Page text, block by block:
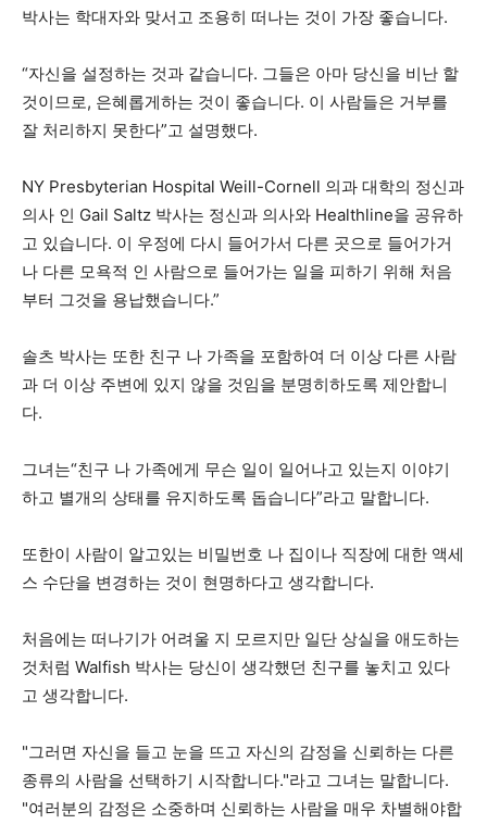
박사는 학대자와 맞서고 조용히 떠나는 것이 가장 좋습니다.
“자신을 설정하는 것과 같습니다. 그들은 아마 당신을 비난 할
것이므로, 은혜롭게하는 것이 좋습니다. 이 사람들은 거부를
잘 처리하지 못한다”고 설명했다.
NY Presbyterian Hospital Weill-Cornell 의과 대학의 정신과
의사 인 Gail Saltz 박사는 정신과 의사와 Healthline을 공유하
고 있습니다. 이 우정에 다시 들어가서 다른 곳으로 들어가거
나 다른 모욕적 인 사람으로 들어가는 일을 피하기 위해 처음
부터 그것을 용납했습니다.”
솔츠 박사는 또한 친구 나 가족을 포함하여 더 이상 다른 사람
과 더 이상 주변에 있지 않을 것임을 분명히하도록 제안합니
다.
그녀는“친구 나 가족에게 무슨 일이 일어나고 있는지 이야기
하고 별개의 상태를 유지하도록 돕습니다”라고 말합니다.
또한이 사람이 알고있는 비밀번호 나 집이나 직장에 대한 액세
스 수단을 변경하는 것이 현명하다고 생각합니다.
처음에는 떠나기가 어려울 지 모르지만 일단 상실을 애도하는
것처럼 Walfish 박사는 당신이 생각했던 친구를 놓치고 있다
고 생각합니다.
"그러면 자신을 들고 눈을 뜨고 자신의 감정을 신뢰하는 다른
종류의 사람을 선택하기 시작합니다."라고 그녀는 말합니다.
"여러분의 감정은 소중하며 신뢰하는 사람을 매우 차별해야합